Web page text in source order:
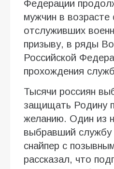
Федерации
мужчин в
отслуживших
призыву, в ряды
Российской
прохождения
Тысячи россиян
защищать Родину
желанию. Один из
выбравший службу
снайпер с
рассказал, что